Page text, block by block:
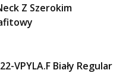
Z Szerokim
VPYLA.F Biały Regular